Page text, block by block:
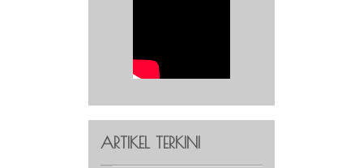
ARTIKEL TERKINI